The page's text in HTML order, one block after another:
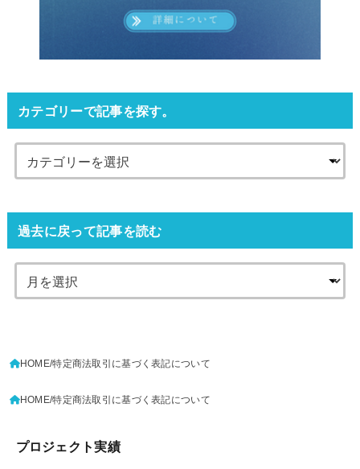
カテゴリーで記事を探す。
過去に戻って記事を読む
HOME 特定商法取引に基づく表記について
HOME 特定商法取引に基づく表記について
プロジェクト実績